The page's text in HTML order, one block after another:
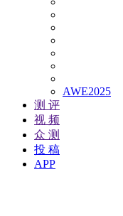
AWE2025
测 评
视 频
众 测
投 稿
APP